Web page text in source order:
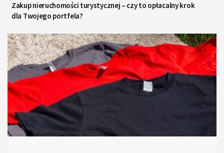
Zakup nieruchomości turystycznej – czy to opłacalny krok
dla Twojego portfela?